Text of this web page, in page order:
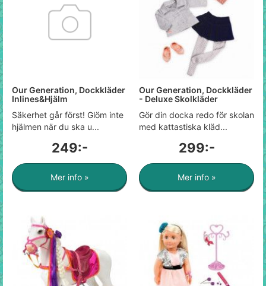
Our Generation, Dockkläder
Inlines&Hjälm
Säkerhet går först! Glöm inte
hjälmen när du ska u...
249:-
Mer info »
Our Generation, Dockkläder
- Deluxe Skolkläder
Gör din docka redo för skolan
med kattastiska kläd...
299:-
Mer info »